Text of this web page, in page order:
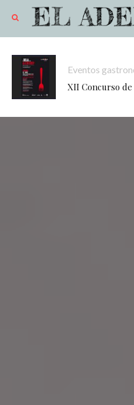
Eventos
XII Concurso de